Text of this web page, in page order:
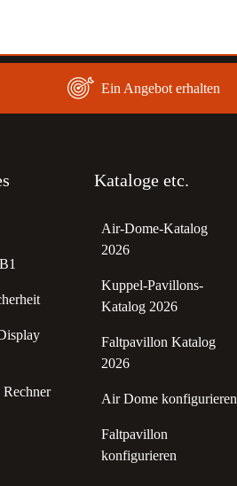
Ein Angebot erhalten
Kataloge etc.
Air-Dome-Katalog
2026
Kuppel-Pavillons-
Katalog 2026
Faltpavillon Katalog
2026
Air Dome konfigurieren
Faltpavillon
konfigurieren